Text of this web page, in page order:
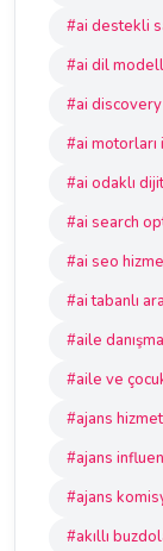
#ai destekli
#ai dil
#ai
#ai motorları
#ai odaklı
#ai search
#ai seo
#ai tabanlı
#aile
#aile ve
#ajans
#ajans
#ajans
#akıllı